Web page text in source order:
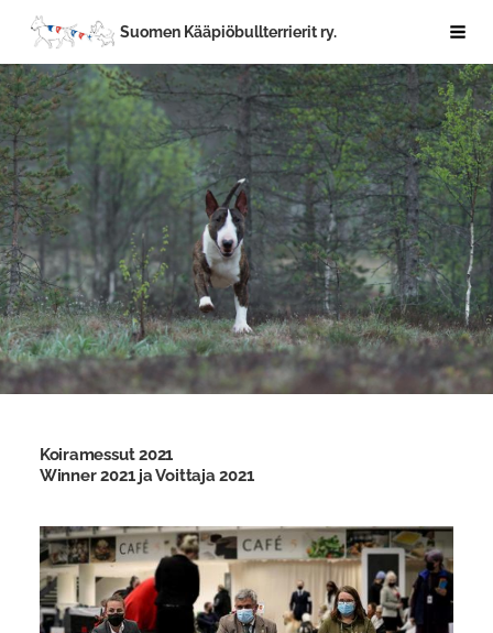
Siirry
sivun
sisältöön
Suomen Kääpiöbullterrierit ry.
Koiramessut 2021
Winner 2021 ja Voittaja 2021